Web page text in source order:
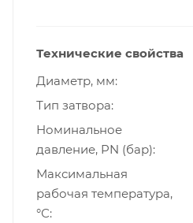
Технические свойства
Диаметр, мм
Тип затвора
Номинальное
давление, PN (бар)
Максимальная
рабочая температура,
°С